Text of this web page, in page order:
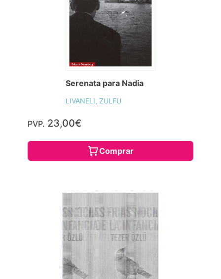
Serenata para Nadia
LIVANELI, ZULFU
PVP. 23,00€
Comprar